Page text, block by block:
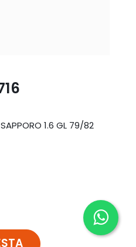
1.6 GL 79/82